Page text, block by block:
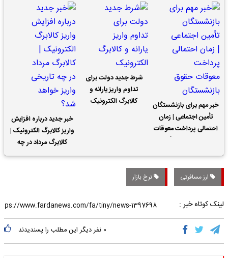
خبر مهم برای بازنشستگان
تأمین اجتماعی | زمان
احتمالی پرداخت معوقات
شرط جدید دولت برای
تداوم واریز یارانه و
کالابرگ الکترونیک
خبر جدید درباره افزایش
واریز کالابرگ الکترونیک |
کالابرگ مرداد در چه
تاریخی واریز خواهد شد؟
ارز مسافرتی نرخ بازار
لینک کوتاه خبر :
۰ نفر دیگر این مطلب را پسندیدند